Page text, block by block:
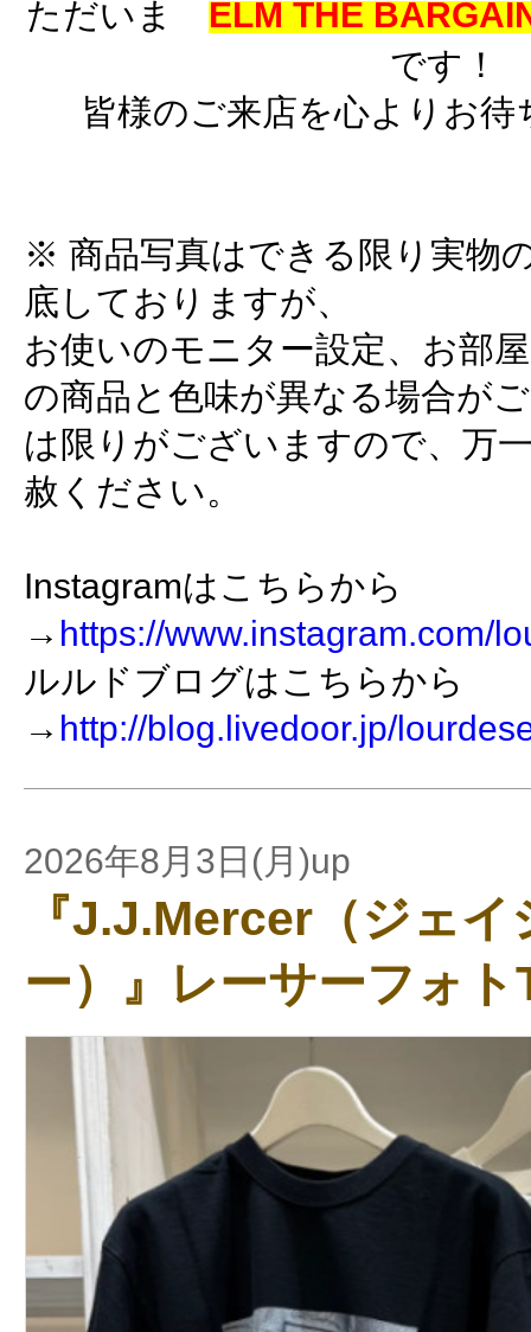
ただいま ELM THE
です！
皆様のご来店を心よりお
※ 商品写真はできる限り実物
底しておりますが、
お使いのモニター設定、お部
の商品と色味が異なる場合が
は限りがございますので、万
赦ください。
Instagramはこちらから
→ https://www.instagram.com/
ルルドブログはこちらから
→ http://blog.livedoor.jp/
2026年8月3日(月)up
『J.J.Mercer（ジェ
ー）』レーサーフォト